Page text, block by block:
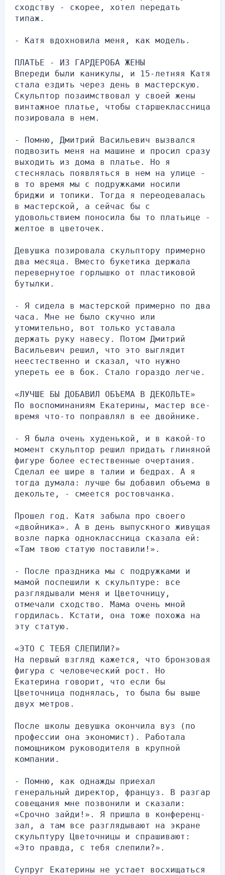
сходству - скорее, хотел передать
типаж.
- Катя вдохновила меня, как модель.
ПЛАТЬЕ - ИЗ ГАРДЕРОБА ЖЕНЫ
Впереди были каникулы, и 15-летняя Катя
стала ездить через день в мастерскую.
Скульптор позаимствовал у своей жены
винтажное платье, чтобы старшеклассница
позировала в нем.
- Помню, Дмитрий Васильевич вызвался
подвозить меня на машине и просил сразу
выходить из дома в платье. Но я
стеснялась появляться в нем на улице -
в то время мы с подружками носили
бриджи и топики. Тогда я переодевалась
в мастерской, а сейчас бы с
удовольствием поносила бы то платьице -
желтое в цветочек.
Девушка позировала скульптору примерно
два месяца. Вместо букетика держала
перевернутое горлышко от пластиковой
бутылки.
- Я сидела в мастерской примерно по два
часа. Мне не было скучно или
утомительно, вот только уставала
держать руку навесу. Потом Дмитрий
Васильевич решил, что это выглядит
неестественно и сказал, что нужно
упереть ее в бок. Стало гораздо легче.
«ЛУЧШЕ БЫ ДОБАВИЛ ОБЪЕМА В ДЕКОЛЬТЕ»
По воспоминаниям Екатерины, мастер все-
время что-то поправлял в ее двойнике.
- Я была очень худенькой, и в какой-то
момент скульптор решил придать глиняной
фигуре более естественные очертания.
Сделал ее шире в талии и бедрах. А я
тогда думала: лучше бы добавил объема в
декольте, - смеется ростовчанка.
Прошел год. Катя забыла про своего
«двойника». А в день выпускного живущая
возле парка одноклассница сказала ей:
«Там твою статую поставили!».
- После праздника мы с подружками и
мамой поспешили к скульптуре: все
разглядывали меня и Цветочницу,
отмечали сходство. Мама очень мной
гордилась. Кстати, она тоже похожа на
эту статую.
«ЭТО С ТЕБЯ СЛЕПИЛИ?»
На первый взгляд кажется, что бронзовая
фигура с человеческий рост. Но
Екатерина говорит, что если бы
Цветочница поднялась, то была бы выше
двух метров.
После школы девушка окончила вуз (по
профессии она экономист). Работала
помощником руководителя в крупной
компании.
- Помню, как однажды приехал
генеральный директор, француз. В разгар
совещания мне позвонили и сказали:
«Срочно зайди!». Я пришла в конференц-
зал, а там все разглядывают на экране
скульптуру Цветочницы и спрашивают:
«Это правда, с тебя слепили?».
Супруг Екатерины не устает восхищаться